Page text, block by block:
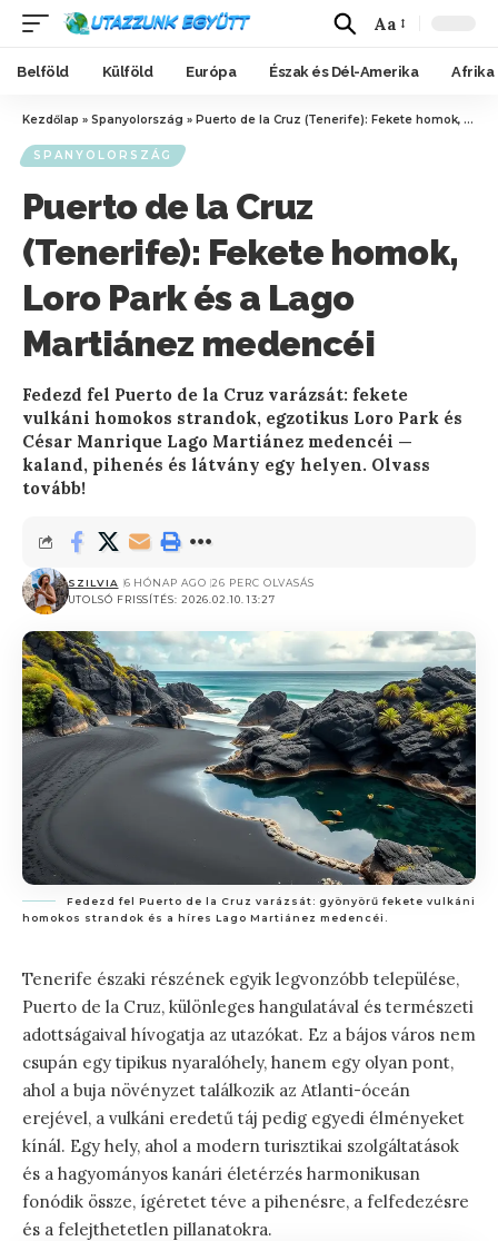
Aa
Belföld Külföld Európa Észak és Dél-Amerika Afrika
Kezdőlap » Spanyolország » Puerto de la Cruz (Tenerife): Fekete homok, Loro Park és a Lago Martiánez medencéi
SPANYOLORSZÁG
Puerto de la Cruz
(Tenerife): Fekete homok,
Loro Park és a Lago
Martiánez medencéi
Fedezd fel Puerto de la Cruz varázsát: fekete
vulkáni homokos strandok, egzotikus Loro Park és
César Manrique Lago Martiánez medencéi —
kaland, pihenés és látvány egy helyen. Olvass
tovább!
UTOLSÓ FRISSÍTÉS: 2026.02.10. 13:27
SZILVIA 6 HÓNAP AGO 26 PERC OLVASÁS
Fedezd fel Puerto de la Cruz varázsát: gyönyörű fekete vulkáni
homokos strandok és a híres Lago Martiánez medencéi.
Tenerife északi részének egyik legvonzóbb települése,
Puerto de la Cruz, különleges hangulatával és természeti
adottságaival hívogatja az utazókat. Ez a bájos város nem
csupán egy tipikus nyaralóhely, hanem egy olyan pont,
ahol a buja növényzet találkozik az Atlanti-óceán
erejével, a vulkáni eredetű táj pedig egyedi élményeket
kínál. Egy hely, ahol a modern turisztikai szolgáltatások
és a hagyományos kanári életérzés harmonikusan
fonódik össze, ígéretet téve a pihenésre, a felfedezésre
és a felejthetetlen pillanatokra.